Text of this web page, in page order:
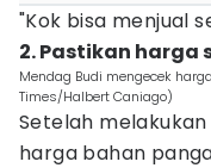
"Kok bisa menjual
2. Pastikan harga
Mendag Budi mengecek
Times/Halbert Caniago)
Setelah
harga bahan